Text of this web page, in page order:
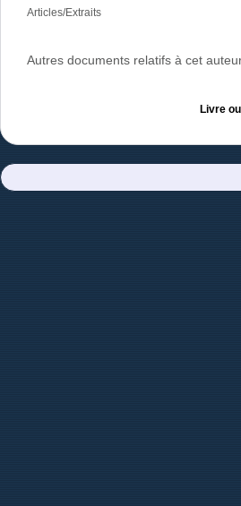
Articles/Extraits
Autres documents relatifs à cet
Livre